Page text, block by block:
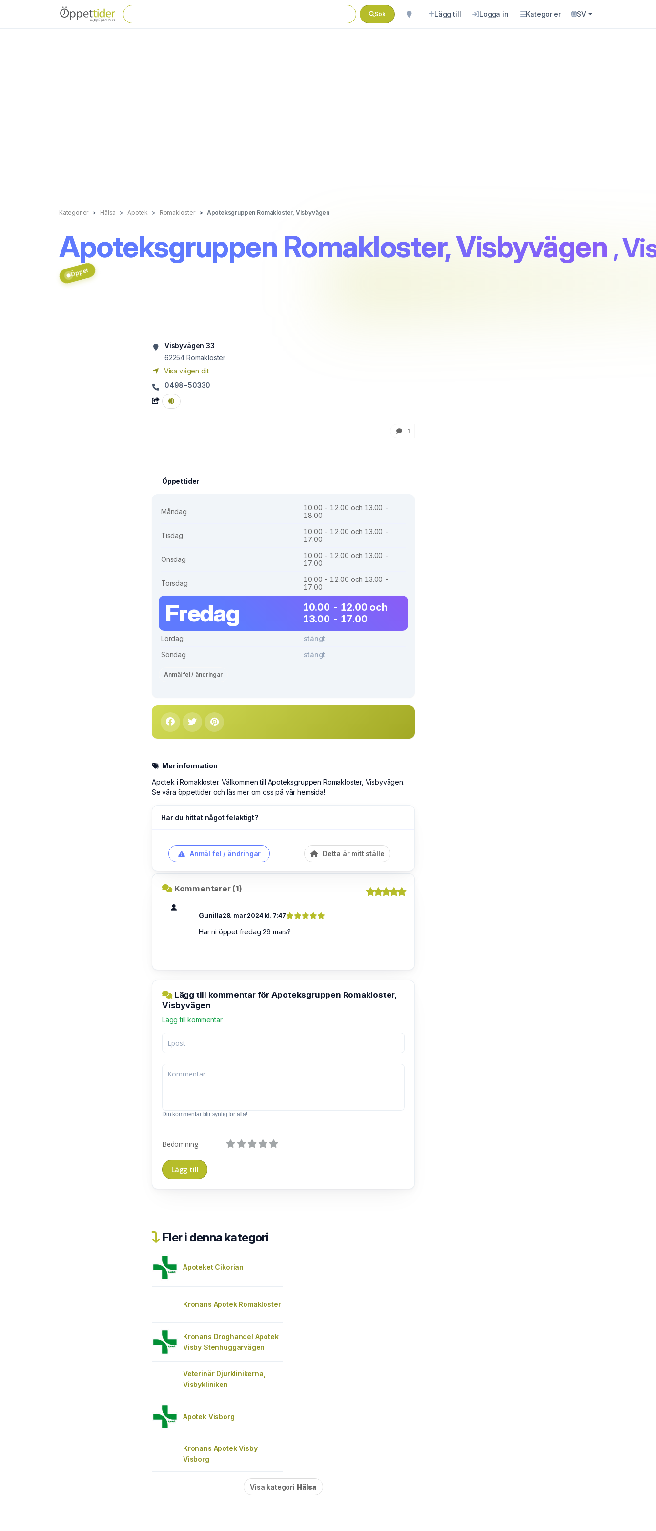
Sök Lägg till Logga in Kategorier SV
Kategorier Hälsa Apotek Romakloster Apoteksgruppen Romakloster, Visbyvägen
Apoteksgruppen Romakloster, Visbyvägen ,
Öppet
Visbyvägen 33
62254 Romakloster
Visa vägen dit
0498-50330
1
Öppettider
Måndag
10.00 - 12.00 och 13.00 -
18.00
Tisdag
10.00 - 12.00 och 13.00 -
17.00
Onsdag
10.00 - 12.00 och 13.00 -
17.00
Torsdag
10.00 - 12.00 och 13.00 -
17.00
Fredag
10.00 - 12.00 och
13.00 - 17.00
Lördag
stängt
Söndag
stängt
Anmäl fel / ändringar
Mer information
Apotek i Romakloster. Välkommen till Apoteksgruppen Romakloster, Visbyvägen.
Se våra öppettider och läs mer om oss på vår hemsida!
Har du hittat något felaktigt?
Anmäl fel / ändringar Detta är mitt ställe
Kommentarer (1)
Gunilla28. mar 2024 kl. 7:47
Har ni öppet fredag 29 mars?
Lägg till kommentar för Apoteksgruppen Romakloster,
Visbyvägen
Lägg till kommentar
Din kommentar blir synlig för alla!
Bedömning
Fler i denna kategori
Apoteket Cikorian
Kronans Apotek Romakloster
Kronans Droghandel Apotek
Visby Stenhuggarvägen
Veterinär Djurklinikerna,
Visbykliniken
Apotek Visborg
Kronans Apotek Visby
Visborg
Visa kategori Hälsa